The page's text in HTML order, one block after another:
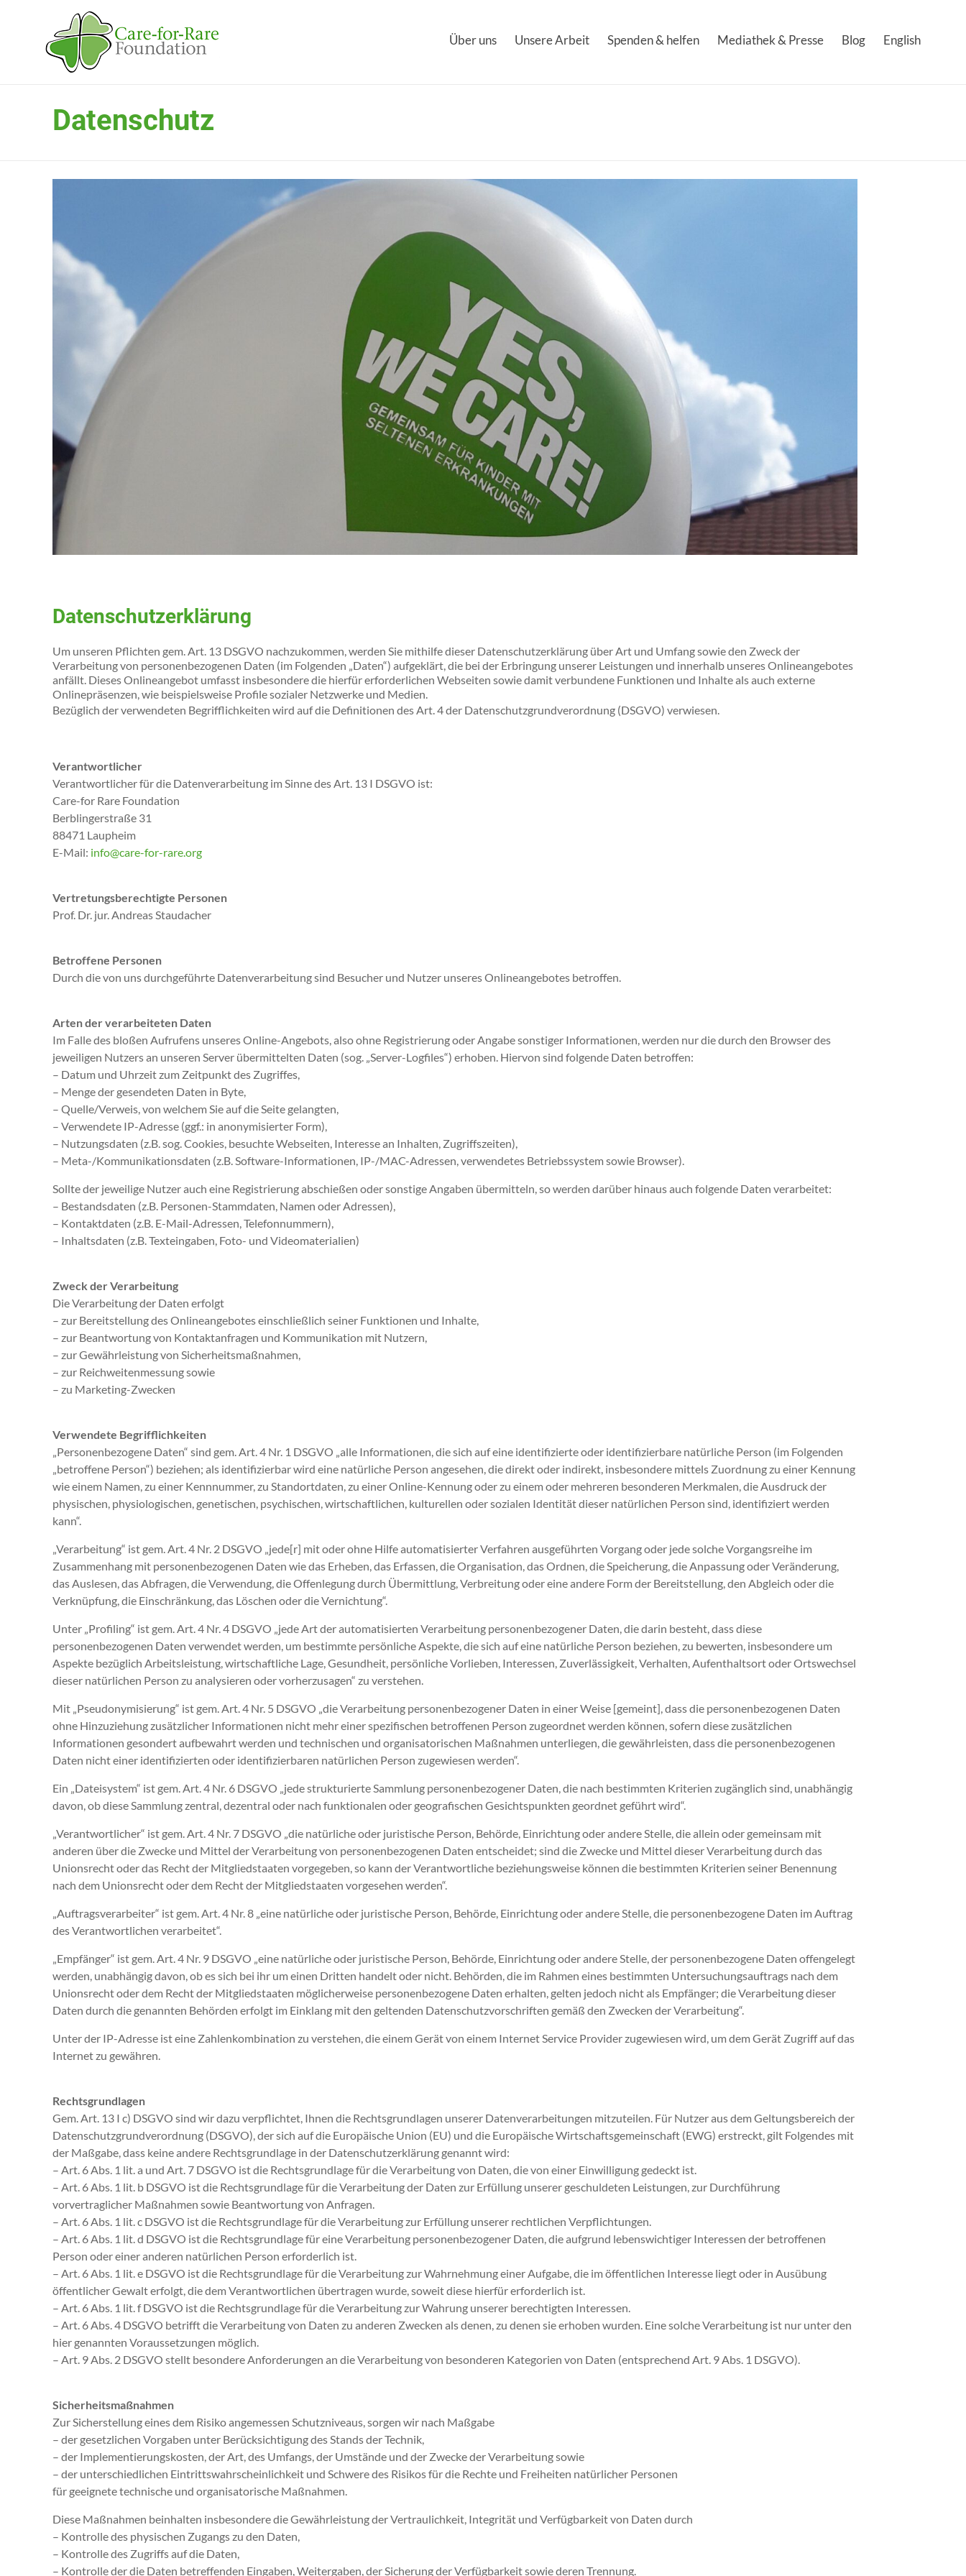
Über uns Unsere Arbeit Spenden & helfen Mediathek & Presse Blog English
Datenschutz
Datenschutzerklärung
Um unseren Pflichten gem. Art. 13 DSGVO nachzukommen, werden Sie mithilfe dieser Datenschutzerklärung über Art und Umfang sowie den Zweck der
Verarbeitung von personenbezogenen Daten (im Folgenden „Daten“) aufgeklärt, die bei der Erbringung unserer Leistungen und innerhalb unseres Onlineangebotes
anfällt. Dieses Onlineangebot umfasst insbesondere die hierfür erforderlichen Webseiten sowie damit verbundene Funktionen und Inhalte als auch externe
Onlinepräsenzen, wie beispielsweise Profile sozialer Netzwerke und Medien.
Bezüglich der verwendeten Begrifflichkeiten wird auf die Definitionen des Art. 4 der Datenschutzgrundverordnung (DSGVO) verwiesen.
Verantwortlicher
Verantwortlicher für die Datenverarbeitung im Sinne des Art. 13 I DSGVO ist:
Care-for Rare Foundation
Berblingerstraße 31
88471 Laupheim
E-Mail: info@care-for-rare.org
Vertretungsberechtigte Personen
Prof. Dr. jur. Andreas Staudacher
Betroffene Personen
Durch die von uns durchgeführte Datenverarbeitung sind Besucher und Nutzer unseres Onlineangebotes betroffen.
Arten der verarbeiteten Daten
Im Falle des bloßen Aufrufens unseres Online-Angebots, also ohne Registrierung oder Angabe sonstiger Informationen, werden nur die durch den Browser des
jeweiligen Nutzers an unseren Server übermittelten Daten (sog. „Server-Logfiles“) erhoben. Hiervon sind folgende Daten betroffen:
– Datum und Uhrzeit zum Zeitpunkt des Zugriffes,
– Menge der gesendeten Daten in Byte,
– Quelle/Verweis, von welchem Sie auf die Seite gelangten,
– Verwendete IP-Adresse (ggf.: in anonymisierter Form),
– Nutzungsdaten (z.B. sog. Cookies, besuchte Webseiten, Interesse an Inhalten, Zugriffszeiten),
– Meta-/Kommunikationsdaten (z.B. Software-Informationen, IP-/MAC-Adressen, verwendetes Betriebssystem sowie Browser).
Sollte der jeweilige Nutzer auch eine Registrierung abschießen oder sonstige Angaben übermitteln, so werden darüber hinaus auch folgende Daten verarbeitet:
– Bestandsdaten (z.B. Personen-Stammdaten, Namen oder Adressen),
– Kontaktdaten (z.B. E-Mail-Adressen, Telefonnummern),
– Inhaltsdaten (z.B. Texteingaben, Foto- und Videomaterialien)
Zweck der Verarbeitung
Die Verarbeitung der Daten erfolgt
– zur Bereitstellung des Onlineangebotes einschließlich seiner Funktionen und Inhalte,
– zur Beantwortung von Kontaktanfragen und Kommunikation mit Nutzern,
– zur Gewährleistung von Sicherheitsmaßnahmen,
– zur Reichweitenmessung sowie
– zu Marketing-Zwecken
Verwendete Begrifflichkeiten
„Personenbezogene Daten“ sind gem. Art. 4 Nr. 1 DSGVO „alle Informationen, die sich auf eine identifizierte oder identifizierbare natürliche Person (im Folgenden
„betroffene Person“) beziehen; als identifizierbar wird eine natürliche Person angesehen, die direkt oder indirekt, insbesondere mittels Zuordnung zu einer Kennung
wie einem Namen, zu einer Kennnummer, zu Standortdaten, zu einer Online-Kennung oder zu einem oder mehreren besonderen Merkmalen, die Ausdruck der
physischen, physiologischen, genetischen, psychischen, wirtschaftlichen, kulturellen oder sozialen Identität dieser natürlichen Person sind, identifiziert werden
kann“.
„Verarbeitung“ ist gem. Art. 4 Nr. 2 DSGVO „jede[r] mit oder ohne Hilfe automatisierter Verfahren ausgeführten Vorgang oder jede solche Vorgangsreihe im
Zusammenhang mit personenbezogenen Daten wie das Erheben, das Erfassen, die Organisation, das Ordnen, die Speicherung, die Anpassung oder Veränderung,
das Auslesen, das Abfragen, die Verwendung, die Offenlegung durch Übermittlung, Verbreitung oder eine andere Form der Bereitstellung, den Abgleich oder die
Verknüpfung, die Einschränkung, das Löschen oder die Vernichtung“.
Unter „Profiling“ ist gem. Art. 4 Nr. 4 DSGVO „jede Art der automatisierten Verarbeitung personenbezogener Daten, die darin besteht, dass diese
personenbezogenen Daten verwendet werden, um bestimmte persönliche Aspekte, die sich auf eine natürliche Person beziehen, zu bewerten, insbesondere um
Aspekte bezüglich Arbeitsleistung, wirtschaftliche Lage, Gesundheit, persönliche Vorlieben, Interessen, Zuverlässigkeit, Verhalten, Aufenthaltsort oder Ortswechsel
dieser natürlichen Person zu analysieren oder vorherzusagen“ zu verstehen.
Mit „Pseudonymisierung“ ist gem. Art. 4 Nr. 5 DSGVO „die Verarbeitung personenbezogener Daten in einer Weise [gemeint], dass die personenbezogenen Daten
ohne Hinzuziehung zusätzlicher Informationen nicht mehr einer spezifischen betroffenen Person zugeordnet werden können, sofern diese zusätzlichen
Informationen gesondert aufbewahrt werden und technischen und organisatorischen Maßnahmen unterliegen, die gewährleisten, dass die personenbezogenen
Daten nicht einer identifizierten oder identifizierbaren natürlichen Person zugewiesen werden“.
Ein „Dateisystem“ ist gem. Art. 4 Nr. 6 DSGVO „jede strukturierte Sammlung personenbezogener Daten, die nach bestimmten Kriterien zugänglich sind, unabhängig
davon, ob diese Sammlung zentral, dezentral oder nach funktionalen oder geografischen Gesichtspunkten geordnet geführt wird“.
„Verantwortlicher“ ist gem. Art. 4 Nr. 7 DSGVO „die natürliche oder juristische Person, Behörde, Einrichtung oder andere Stelle, die allein oder gemeinsam mit
anderen über die Zwecke und Mittel der Verarbeitung von personenbezogenen Daten entscheidet; sind die Zwecke und Mittel dieser Verarbeitung durch das
Unionsrecht oder das Recht der Mitgliedstaaten vorgegeben, so kann der Verantwortliche beziehungsweise können die bestimmten Kriterien seiner Benennung
nach dem Unionsrecht oder dem Recht der Mitgliedstaaten vorgesehen werden“.
„Auftragsverarbeiter“ ist gem. Art. 4 Nr. 8 „eine natürliche oder juristische Person, Behörde, Einrichtung oder andere Stelle, die personenbezogene Daten im Auftrag
des Verantwortlichen verarbeitet“.
„Empfänger“ ist gem. Art. 4 Nr. 9 DSGVO „eine natürliche oder juristische Person, Behörde, Einrichtung oder andere Stelle, der personenbezogene Daten offengelegt
werden, unabhängig davon, ob es sich bei ihr um einen Dritten handelt oder nicht. Behörden, die im Rahmen eines bestimmten Untersuchungsauftrags nach dem
Unionsrecht oder dem Recht der Mitgliedstaaten möglicherweise personenbezogene Daten erhalten, gelten jedoch nicht als Empfänger; die Verarbeitung dieser
Daten durch die genannten Behörden erfolgt im Einklang mit den geltenden Datenschutzvorschriften gemäß den Zwecken der Verarbeitung“.
Unter der IP-Adresse ist eine Zahlenkombination zu verstehen, die einem Gerät von einem Internet Service Provider zugewiesen wird, um dem Gerät Zugriff auf das
Internet zu gewähren.
Rechtsgrundlagen
Gem. Art. 13 I c) DSGVO sind wir dazu verpflichtet, Ihnen die Rechtsgrundlagen unserer Datenverarbeitungen mitzuteilen. Für Nutzer aus dem Geltungsbereich der
Datenschutzgrundverordnung (DSGVO), der sich auf die Europäische Union (EU) und die Europäische Wirtschaftsgemeinschaft (EWG) erstreckt, gilt Folgendes mit
der Maßgabe, dass keine andere Rechtsgrundlage in der Datenschutzerklärung genannt wird:
– Art. 6 Abs. 1 lit. a und Art. 7 DSGVO ist die Rechtsgrundlage für die Verarbeitung von Daten, die von einer Einwilligung gedeckt ist.
– Art. 6 Abs. 1 lit. b DSGVO ist die Rechtsgrundlage für die Verarbeitung der Daten zur Erfüllung unserer geschuldeten Leistungen, zur Durchführung
vorvertraglicher Maßnahmen sowie Beantwortung von Anfragen.
– Art. 6 Abs. 1 lit. c DSGVO ist die Rechtsgrundlage für die Verarbeitung zur Erfüllung unserer rechtlichen Verpflichtungen.
– Art. 6 Abs. 1 lit. d DSGVO ist die Rechtsgrundlage für eine Verarbeitung personenbezogener Daten, die aufgrund lebenswichtiger Interessen der betroffenen
Person oder einer anderen natürlichen Person erforderlich ist.
– Art. 6 Abs. 1 lit. e DSGVO ist die Rechtsgrundlage für die Verarbeitung zur Wahrnehmung einer Aufgabe, die im öffentlichen Interesse liegt oder in Ausübung
öffentlicher Gewalt erfolgt, die dem Verantwortlichen übertragen wurde, soweit diese hierfür erforderlich ist.
– Art. 6 Abs. 1 lit. f DSGVO ist die Rechtsgrundlage für die Verarbeitung zur Wahrung unserer berechtigten Interessen.
– Art. 6 Abs. 4 DSGVO betrifft die Verarbeitung von Daten zu anderen Zwecken als denen, zu denen sie erhoben wurden. Eine solche Verarbeitung ist nur unter den
hier genannten Voraussetzungen möglich.
– Art. 9 Abs. 2 DSGVO stellt besondere Anforderungen an die Verarbeitung von besonderen Kategorien von Daten (entsprechend Art. 9 Abs. 1 DSGVO).
Sicherheitsmaßnahmen
Zur Sicherstellung eines dem Risiko angemessen Schutzniveaus, sorgen wir nach Maßgabe
– der gesetzlichen Vorgaben unter Berücksichtigung des Stands der Technik,
– der Implementierungskosten, der Art, des Umfangs, der Umstände und der Zwecke der Verarbeitung sowie
– der unterschiedlichen Eintrittswahrscheinlichkeit und Schwere des Risikos für die Rechte und Freiheiten natürlicher Personen
für geeignete technische und organisatorische Maßnahmen.
Diese Maßnahmen beinhalten insbesondere die Gewährleistung der Vertraulichkeit, Integrität und Verfügbarkeit von Daten durch
– Kontrolle des physischen Zugangs zu den Daten,
– Kontrolle des Zugriffs auf die Daten,
– Kontrolle der die Daten betreffenden Eingaben, Weitergaben, der Sicherung der Verfügbarkeit sowie deren Trennung.